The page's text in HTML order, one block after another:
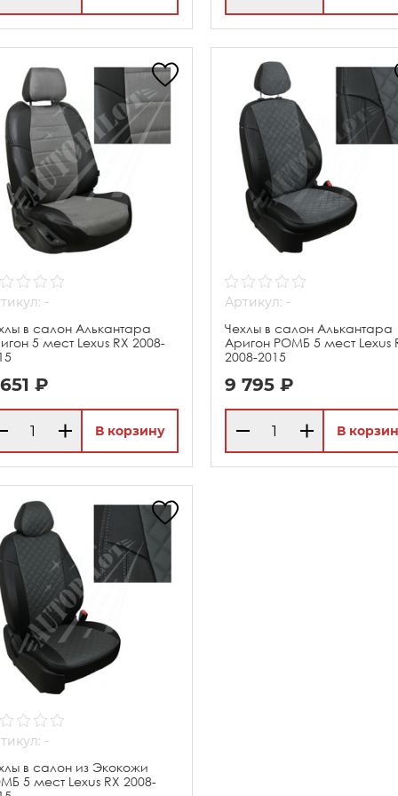
-
в салон Алькантара
5 мест Lexus RX 2008-
₽
В корзину
Артикул: -
Чехлы в салон Алькантара
Аригон РОМБ 5 мест Lexus
2008-2015
9 795 ₽
В
-
в салон из Экокожи
5 мест Lexus RX 2008-